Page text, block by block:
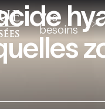
Vos
besoins